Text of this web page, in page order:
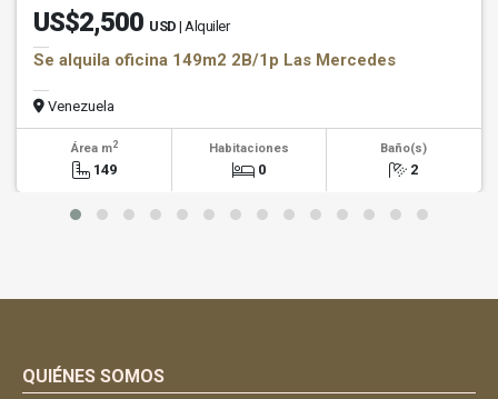
US$2,500 USD | Alquiler
Se alquila oficina 149m2 2B/1p Las Mercedes
Venezuela
Área m2
149
Habitaciones
0
Baño(s)
2
QUIÉNES SOMOS